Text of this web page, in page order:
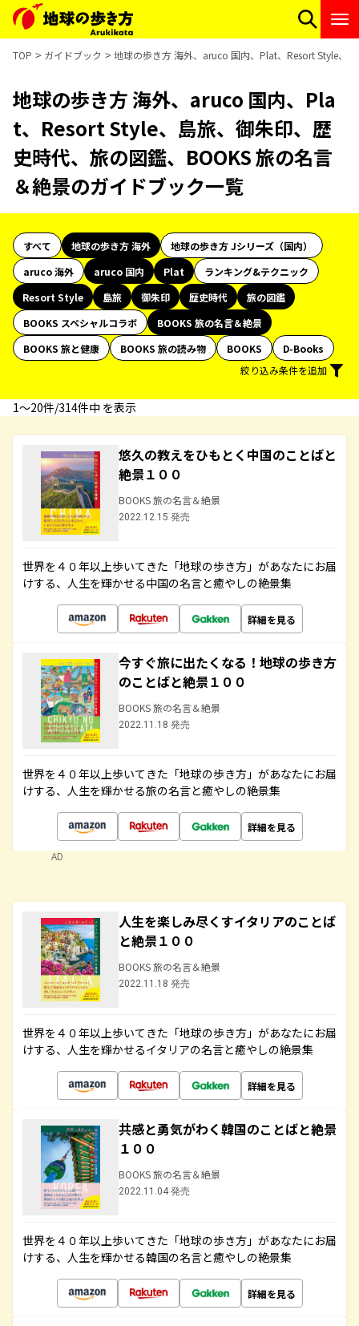
TOP ガイドブック 地球の歩き方 海外、aruco 国内、Plat、Resort Style、
地球の歩き方 海外、aruco 国内、Pla
t、Resort Style、島旅、御朱印、歴
史時代、旅の図鑑、BOOKS 旅の名言
＆絶景のガイドブック一覧
すべて 地球の歩き方 海外
地球の歩き方 Jシリーズ（国内）
aruco 海外
aruco 国内 Plat
ランキング&テクニック
Resort Style
島旅 御朱印 歴史時代
旅の図鑑
BOOKS スペシャルコラボ
BOOKS 旅の名言＆絶景
BOOKS 旅と健康
BOOKS 旅の読み物 BOOKS
D-Books
絞り込み条件を追加
1〜20件/314件中 を表示
悠久の教えをひもとく中国のことばと
絶景１００
BOOKS 旅の名言＆絶景
2022.12.15 発売
世界を４０年以上歩いてきた「地球の歩き方」があなたにお届
けする、人生を輝かせる中国の名言と癒やしの絶景集
詳細を見る
今すぐ旅に出たくなる！地球の歩き方
のことばと絶景１００
BOOKS 旅の名言＆絶景
2022.11.18 発売
世界を４０年以上歩いてきた「地球の歩き方」があなたにお届
けする、人生を輝かせる旅の名言と癒やしの絶景集
詳細を見る
AD
人生を楽しみ尽くすイタリアのことば
と絶景１００
BOOKS 旅の名言＆絶景
2022.11.18 発売
世界を４０年以上歩いてきた「地球の歩き方」があなたにお届
けする、人生を輝かせるイタリアの名言と癒やしの絶景集
詳細を見る
共感と勇気がわく韓国のことばと絶景
１００
BOOKS 旅の名言＆絶景
2022.11.04 発売
世界を４０年以上歩いてきた「地球の歩き方」があなたにお届
けする、人生を輝かせる韓国の名言と癒やしの絶景集
詳細を見る